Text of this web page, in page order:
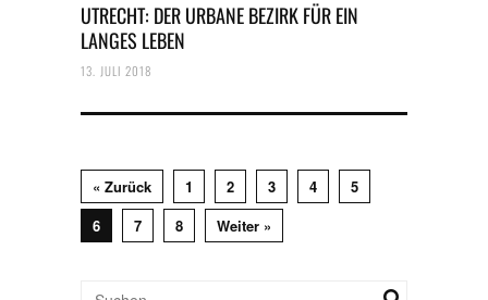
UTRECHT: DER URBANE BEZIRK FÜR EIN
LANGES LEBEN
13. JULI 2018
« Zurück 1 2 3 4
5
6
7 8 Weiter »